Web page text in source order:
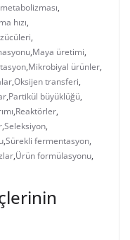
,
hızı,
,
,Maya üretimi,
,Mikrobiyal ürünler,
,Oksijen transferi,
,Partikül büyüklüğü,
,Reaktörler,
,Seleksiyon,
,Sürekli fermentasyon,
,Ürün formülasyonu,